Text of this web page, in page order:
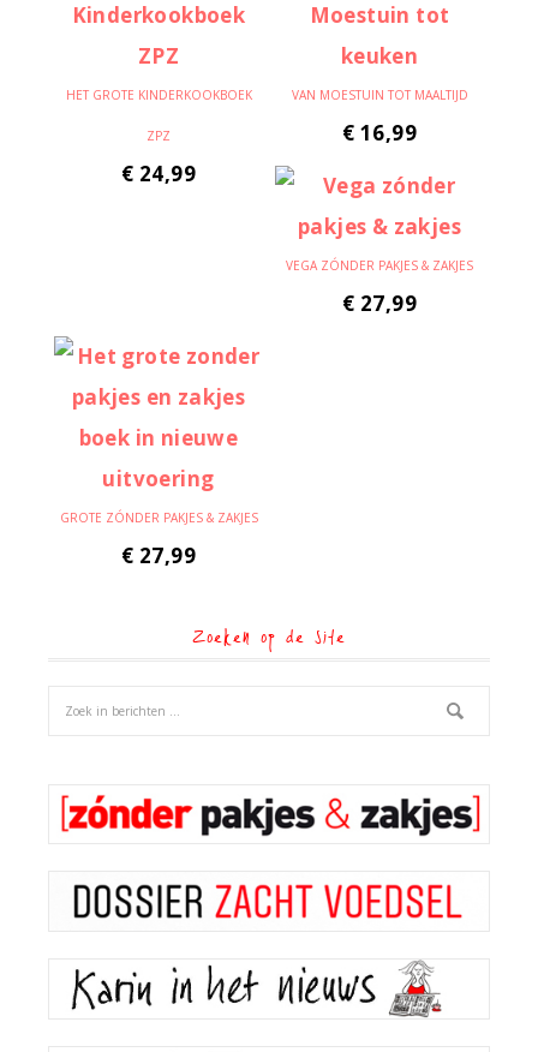
HET GROTE KINDERKOOKBOEK
ZPZ
€ 24,99
VAN MOESTUIN TOT MAALTIJD
€ 16,99
VEGA ZÓNDER PAKJES & ZAKJES
€ 27,99
GROTE ZÓNDER PAKJES & ZAKJES
€ 27,99
Zoeken op de site